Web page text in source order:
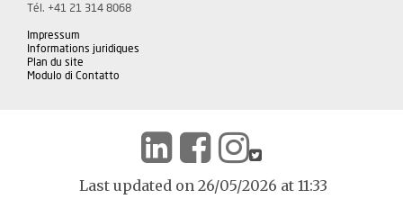
Tél. +41 21 314 8068
Impressum
Informations juridiques
Plan du site
Modulo di Contatto
Last updated on 26/05/2026 at 11:33